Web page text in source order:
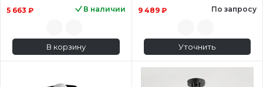
5 663 ₽ В наличии
В корзину
9 489 ₽ По запросу
Уточнить